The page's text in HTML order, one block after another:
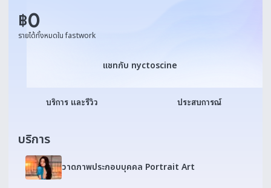
฿0
รายได้ทั้งหมดใน fastwork
แชทกับ nyctoscine
แชทกับ nyctoscine
บริการ และรีวิว ประสบการณ์
บริการ
วาดภาพประกอบบุคคล Portrait Art